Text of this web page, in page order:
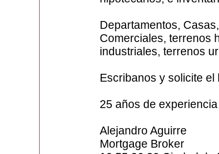
Departamentos,
Comerciales, terrenos
industriales, terrenos
Escribanos y solicite
25 años de
Alejandro Aguirre
Mortgage Broker